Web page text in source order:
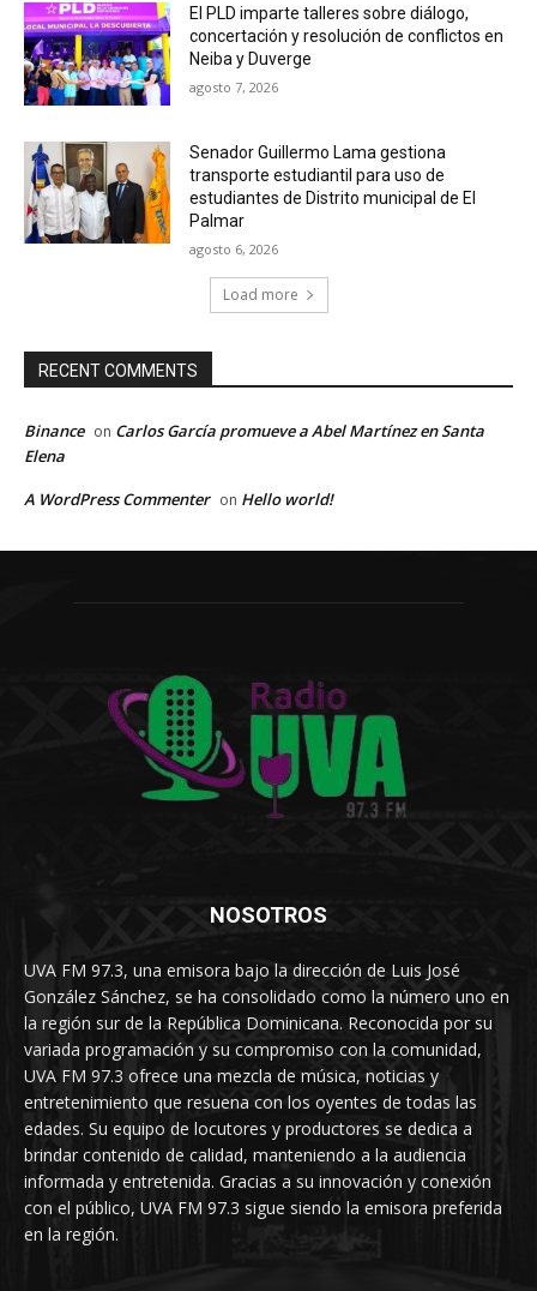
El PLD imparte talleres sobre diálogo,
concertación y resolución de conflictos en
Neiba y Duverge
agosto 7, 2026
Senador Guillermo Lama gestiona
transporte estudiantil para uso de
estudiantes de Distrito municipal de El
Palmar
agosto 6, 2026
Load more
RECENT COMMENTS
Binance on Carlos García promueve a Abel Martínez en Santa
Elena
A WordPress Commenter on Hello world!
NOSOTROS
UVA FM 97.3, una emisora bajo la dirección de Luis José
González Sánchez, se ha consolidado como la número uno en
la región sur de la República Dominicana. Reconocida por su
variada programación y su compromiso con la comunidad,
UVA FM 97.3 ofrece una mezcla de música, noticias y
entretenimiento que resuena con los oyentes de todas las
edades. Su equipo de locutores y productores se dedica a
brindar contenido de calidad, manteniendo a la audiencia
informada y entretenida. Gracias a su innovación y conexión
con el público, UVA FM 97.3 sigue siendo la emisora preferida
en la región.